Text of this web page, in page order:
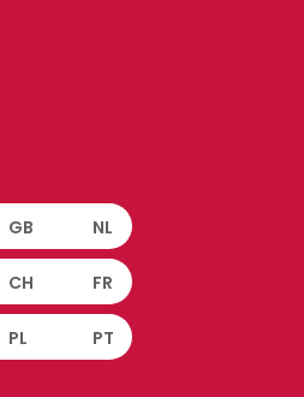
GB NL
CH FR
PL PT